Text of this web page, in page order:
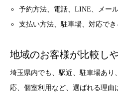
予約方法、電話、LINE、メー
支払い方法、駐車場、対応でき
地域のお客様が比較し
埼玉県内でも、駅近、駐車場あり
応、個室利用など、選ばれる理